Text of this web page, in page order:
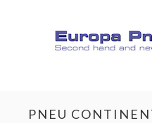
PNEU